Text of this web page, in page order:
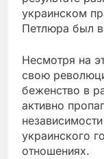
украинском
Петлюра был
Несмотря на
свою
беженство в
активно
украинского
отношениях.